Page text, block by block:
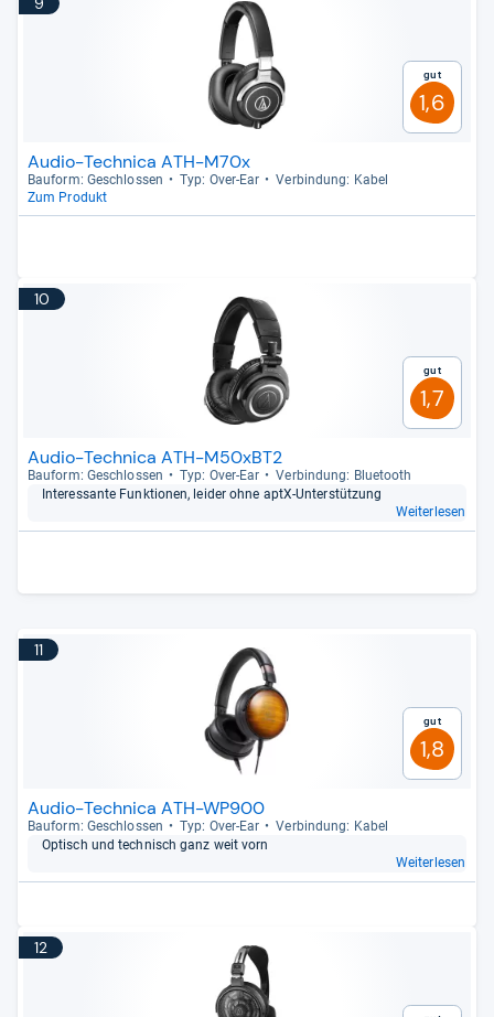
Gut
1,6
Audio-Technica ATH-M70x
Bau­form: Geschlos­sen Typ: Over-​Ear
Ver­bin­dung: Kabel
Zum Produkt
10
Gut
1,7
Audio-Technica ATH-M50xBT2
Bau­form: Geschlos­sen Typ: Over-​Ear
Ver­bin­dung: Blue­tooth
Inter­essante Funk­tio­nen, lei­der ohne aptX-​Unter­stüt­zung
Weiterlesen
11
Gut
1,8
Audio-Technica ATH-WP900
Bau­form: Geschlos­sen Typ: Over-​Ear
Ver­bin­dung: Kabel
Optisch und tech­nisch ganz weit vorn
Weiterlesen
12